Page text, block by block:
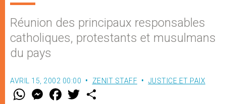
Réunion des principaux responsables
catholiques, protestants et musulmans
du pays
AVRIL 15, 2002 00:00 ZENIT STAFF JUSTICE ET PAIX
W M
e
F
a w